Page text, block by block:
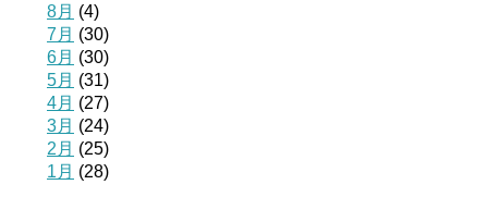
8月 (4)
7月 (30)
6月 (30)
5月 (31)
4月 (27)
3月 (24)
2月 (25)
1月 (28)